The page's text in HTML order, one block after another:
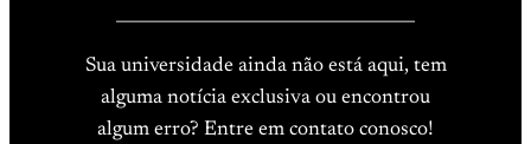
Sua universidade ainda não está aqui, tem
alguma notícia exclusiva ou encontrou
algum erro? Entre em contato conosco!